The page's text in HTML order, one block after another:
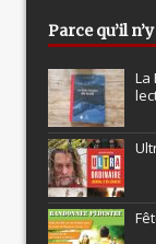
Parce qu’il
La